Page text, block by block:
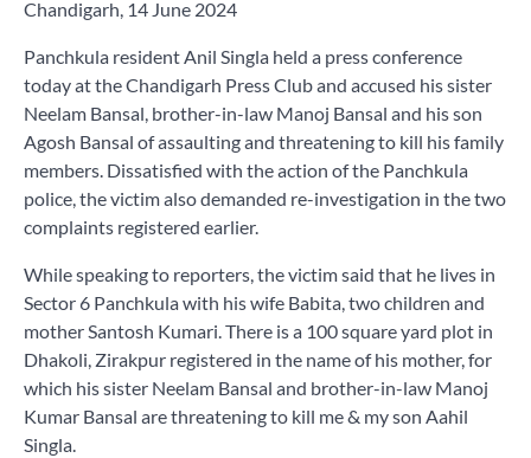
Chandigarh, 14 June 2024
Panchkula resident Anil Singla held a press conference
today at the Chandigarh Press Club and accused his sister
Neelam Bansal, brother-in-law Manoj Bansal and his son
Agosh Bansal of assaulting and threatening to kill his family
members. Dissatisfied with the action of the Panchkula
police, the victim also demanded re-investigation in the two
complaints registered earlier.
While speaking to reporters, the victim said that he lives in
Sector 6 Panchkula with his wife Babita, two children and
mother Santosh Kumari. There is a 100 square yard plot in
Dhakoli, Zirakpur registered in the name of his mother, for
which his sister Neelam Bansal and brother-in-law Manoj
Kumar Bansal are threatening to kill me & my son Aahil
Singla.